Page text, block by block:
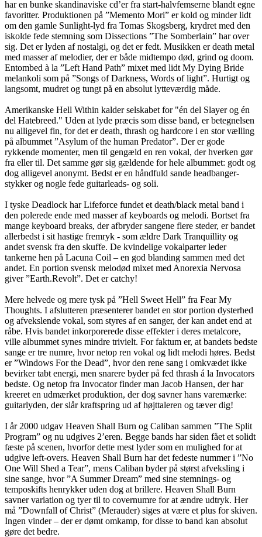
har en bunke skandinaviske cd’er fra start-halvfemserne blandt egne
favoritter. Produktionen på ”Memento Mori” er kold og minder lidt
om den gamle Sunlight-lyd fra Tomas Skogsberg, krydret med den
iskolde fede stemning som Dissections ”The Somberlain” har over
sig. Det er lyden af nostalgi, og det er fedt. Musikken er death metal
med masser af melodier, der er både midtempo død, grind og doom.
Entombed à la ”Left Hand Path” mixet med lidt My Dying Bride
melankoli som på ”Songs of Darkness, Words of light”. Hurtigt og
langsomt, mudret og tungt på en absolut lytteværdig måde.
Amerikanske Hell Within kalder selskabet for "én del Slayer og én
del Hatebreed." Uden at lyde præcis som disse band, er betegnelsen
nu alligevel fin, for det er death, thrash og hardcore i en stor vælling
på albummet ”Asylum of the human Predator”. Der er gode
rykkende momenter, men til gengæld en ren vokal, der hverken gør
fra eller til. Det samme gør sig gældende for hele albummet: godt og
dog alligevel anonymt. Bedst er en håndfuld sande headbanger-
stykker og nogle fede guitarleads- og soli.
I tyske Deadlock har Lifeforce fundet et death/black metal band i
den polerede ende med masser af keyboards og melodi. Bortset fra
mange keyboard breaks, der afbryder sangene flere steder, er bandet
allerbedst i sit hastige fremryk - som ældre Dark Tranquillity og
andet svensk fra den skuffe. De kvindelige vokalparter leder
tankerne hen på Lacuna Coil – en god blanding sammen med det
andet. En portion svensk melodød mixet med Anorexia Nervosa
giver ”Earth.Revolt”. Det er catchy!
Mere helvede og mere tysk på ”Hell Sweet Hell” fra Fear My
Thoughts. I afslutteren præsenterer bandet en stor portion dysterhed
og afvekslende vokal, som styres af en sanger, der kan andet end at
råbe. Hvis bandet inkorporerede disse effekter i deres metalcore,
ville albummet synes mindre trivielt. For faktum er, at bandets bedste
sange er tre numre, hvor netop ren vokal og lidt melodi høres. Bedst
er ”Windows For the Dead”, hvor den rene sang i omkvædet ikke
bevirker tabt energi, men snarere byder på fed thrash á la Invocators
bedste. Og netop fra Invocator finder man Jacob Hansen, der har
kreeret en udmærket produktion, der dog savner hans varemærke:
guitarlyden, der slår kraftspring ud af højttaleren og tæver dig!
I år 2000 udgav Heaven Shall Burn og Caliban sammen ”The Split
Program” og nu udgives 2’eren. Begge bands har siden fået et solidt
fæste på scenen, hvorfor dette mest lyder som en mulighed for at
udgive left-overs. Heaven Shall Burn har det fedeste nummer i ”No
One Will Shed a Tear”, mens Caliban byder på størst afveksling i
sine sange, hvor ”A Summer Dream” med sine stemnings- og
temposkifts henrykker uden dog at brillere. Heaven Shall Burn
savner variation og tyer til to covernumre for at ændre udtryk. Her
må ”Downfall of Christ” (Merauder) siges at være et plus for skiven.
Ingen vinder – der er dømt omkamp, for disse to band kan absolut
gøre det bedre.